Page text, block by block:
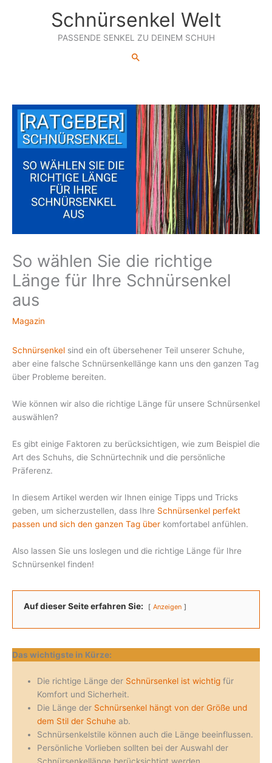
Schnürsenkel Welt
PASSENDE SENKEL ZU DEINEM SCHUH
Suchen
So wählen Sie die richtige
Länge für Ihre Schnürsenkel
aus
Magazin
Schnürsenkel sind ein oft übersehener Teil unserer Schuhe,
aber eine falsche Schnürsenkellänge kann uns den ganzen Tag
über Probleme bereiten.
Wie können wir also die richtige Länge für unsere Schnürsenkel
auswählen?
Es gibt einige Faktoren zu berücksichtigen, wie zum Beispiel die
Art des Schuhs, die Schnürtechnik und die persönliche
Präferenz.
In diesem Artikel werden wir Ihnen einige Tipps und Tricks
geben, um sicherzustellen, dass Ihre Schnürsenkel perfekt
passen und sich den ganzen Tag über komfortabel anfühlen.
Also lassen Sie uns loslegen und die richtige Länge für Ihre
Schnürsenkel finden!
Auf dieser Seite erfahren Sie: Anzeigen
Das wichtigste in Kürze:
Die richtige Länge der Schnürsenkel ist wichtig für
Komfort und Sicherheit.
Die Länge der Schnürsenkel hängt von der Größe und
dem Stil der Schuhe ab.
Schnürsenkelstile können auch die Länge beeinflussen.
Persönliche Vorlieben sollten bei der Auswahl der